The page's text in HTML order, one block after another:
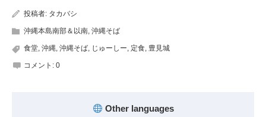
投稿者: タカバシ
沖縄本島南部＆以南, 沖縄そば
食堂, 沖縄, 沖縄そば, じゅーしー, 定食, 豊見城
コメント: 0
Other languages